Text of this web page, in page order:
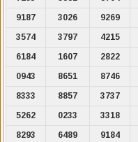
9187
3026 9269
3574
3797 4215
6184
1607 2822
0943
8651 8746
8333
8857 3737
5262
0233 3318
8293
6489 9184